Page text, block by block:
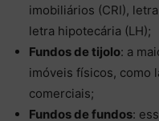
imobiliários (CRI),
letra hipotecária (LH);
Fundos de tijolo: a
imóveis físicos, como
comerciais;
Fundos de fundos: